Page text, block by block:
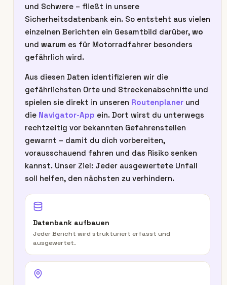
und Schwere – fließt in unsere
Sicherheitsdatenbank ein. So entsteht aus vielen
einzelnen Berichten ein Gesamtbild darüber, wo
und warum es für Motorradfahrer besonders
gefährlich wird.
Aus diesen Daten identifizieren wir die
gefährlichsten Orte und Streckenabschnitte und
spielen sie direkt in unseren Routenplaner und
die Navigator-App ein. Dort wirst du unterwegs
rechtzeitig vor bekannten Gefahrenstellen
gewarnt – damit du dich vorbereiten,
vorausschauend fahren und das Risiko senken
kannst. Unser Ziel: Jeder ausgewertete Unfall
soll helfen, den nächsten zu verhindern.
Datenbank aufbauen
Jeder Bericht wird strukturiert erfasst und
ausgewertet.